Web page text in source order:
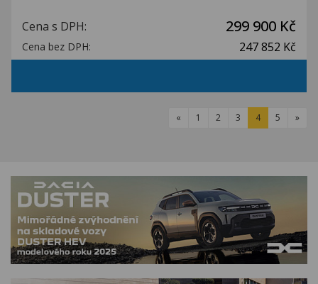
Cena s DPH: 299 900 Kč
Cena bez DPH: 247 852 Kč
« 1 2 3 4 5 »